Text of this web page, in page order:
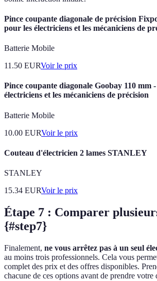
Pince coupante diagonale de précision
pour les électriciens et les mécaniciens de
Batterie Mobile
11.50 EURVoir le prix
Pince coupante diagonale Goobay 110 mm
électriciens et les mécaniciens de précision
Batterie Mobile
10.00 EURVoir le prix
Couteau d'électricien 2 lames STANLEY
STANLEY
15.34 EURVoir le prix
Étape 7 : Comparer
{#step7}
Finalement, ne vous arrêtez pas à un seul
au moins trois professionnels. Cela vous
complet des prix et des offres disponibles.
chacune de ces options avant de prendre votre